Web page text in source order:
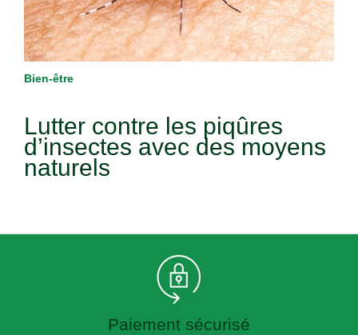
Bien-être
Lutter contre les piqûres
d’insectes avec des moyens
naturels
Paiement sécurisé